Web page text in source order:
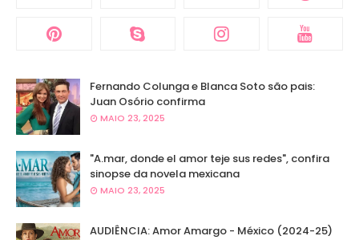
Fernando Colunga e Blanca Soto são pais:
Juan Osório confirma
MAIO 23, 2025
"A.mar, donde el amor teje sus redes", confira
sinopse da novela mexicana
MAIO 23, 2025
AUDIÊNCIA: Amor Amargo - México (2024-25)